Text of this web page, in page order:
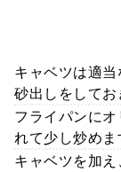
キャベツは適
砂出しをしてお
フライパンに
れて少し炒めま
キャベツを加